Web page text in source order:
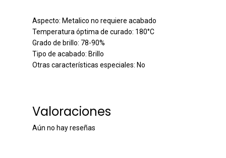
Aspecto: Metalico no requiere acabado
Temperatura óptima de curado: 180°C
Grado de brillo: 78-90%
Tipo de acabado: Brillo
Otras características especiales: No
Valoraciones
Aún no hay reseñas